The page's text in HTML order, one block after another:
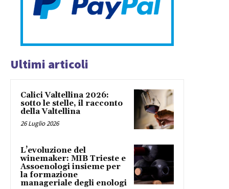
Ultimi articoli
Calici Valtellina 2026:
sotto le stelle, il racconto
della Valtellina
26 Luglio 2026
L’evoluzione del
winemaker: MIB Trieste e
Assoenologi insieme per
la formazione
manageriale degli enologi